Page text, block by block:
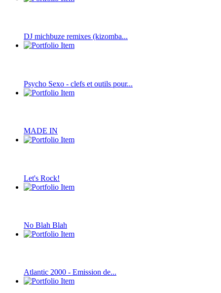
DJ michbuze remixes (kizomba...
Psycho Sexo - clefs et outils pour...
MADE IN
Let's Rock!
No Blah Blah
Atlantic 2000 - Emission de...